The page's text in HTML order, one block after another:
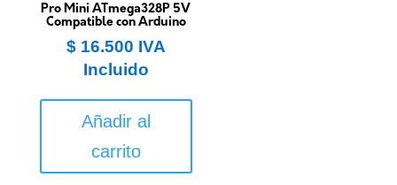
Pro Mini ATmega328P 5V
Compatible con Arduino
$16.500 IVA
Incluido
Añadir al
carrito